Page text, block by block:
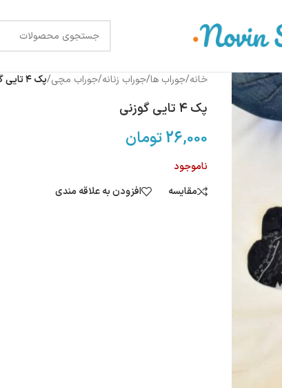
خانه/جوراب ها/جوراب زنانه/جوراب مچی/پک ۴ تایی گوزنی
پک ۴ تایی گوزنی
26,000تومان
ناموجود
مقایسه
افزودن به علاقه مندی